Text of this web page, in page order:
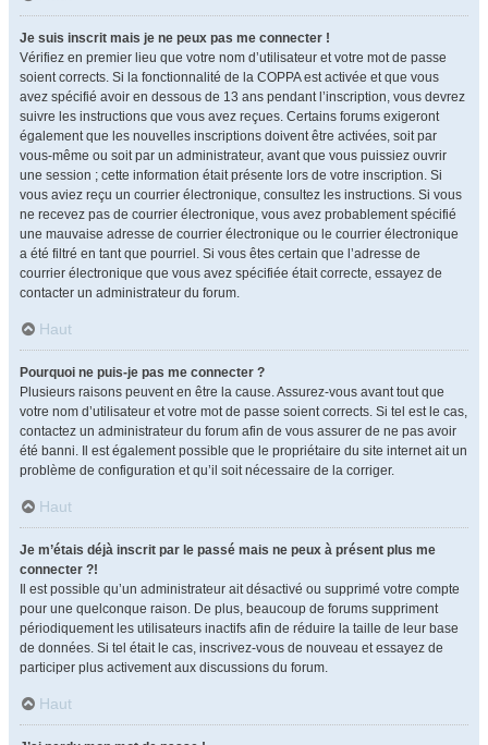
Je suis inscrit mais je ne peux pas me connecter !
Vérifiez en premier lieu que votre nom d’utilisateur et votre mot de passe
soient corrects. Si la fonctionnalité de la COPPA est activée et que vous
avez spécifié avoir en dessous de 13 ans pendant l’inscription, vous devrez
suivre les instructions que vous avez reçues. Certains forums exigeront
également que les nouvelles inscriptions doivent être activées, soit par
vous-même ou soit par un administrateur, avant que vous puissiez ouvrir
une session ; cette information était présente lors de votre inscription. Si
vous aviez reçu un courrier électronique, consultez les instructions. Si vous
ne recevez pas de courrier électronique, vous avez probablement spécifié
une mauvaise adresse de courrier électronique ou le courrier électronique
a été filtré en tant que pourriel. Si vous êtes certain que l’adresse de
courrier électronique que vous avez spécifiée était correcte, essayez de
contacter un administrateur du forum.
Haut
Pourquoi ne puis-je pas me connecter ?
Plusieurs raisons peuvent en être la cause. Assurez-vous avant tout que
votre nom d’utilisateur et votre mot de passe soient corrects. Si tel est le cas,
contactez un administrateur du forum afin de vous assurer de ne pas avoir
été banni. Il est également possible que le propriétaire du site internet ait un
problème de configuration et qu’il soit nécessaire de la corriger.
Haut
Je m’étais déjà inscrit par le passé mais ne peux à présent plus me
connecter ?!
Il est possible qu’un administrateur ait désactivé ou supprimé votre compte
pour une quelconque raison. De plus, beaucoup de forums suppriment
périodiquement les utilisateurs inactifs afin de réduire la taille de leur base
de données. Si tel était le cas, inscrivez-vous de nouveau et essayez de
participer plus activement aux discussions du forum.
Haut